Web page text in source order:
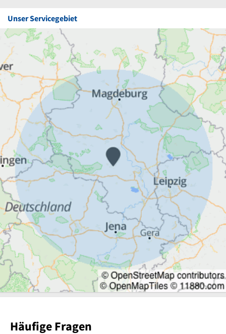
Unser Servicegebiet
Häufige Fragen